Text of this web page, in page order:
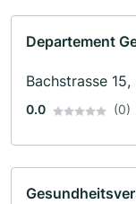
Departement
Bachstrasse
0.0 (0)